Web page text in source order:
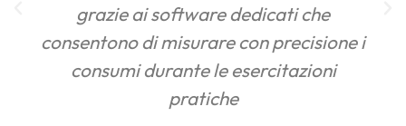
i
dettaglio, mentre il cambio
sensazioni estremamente
davvero al top!